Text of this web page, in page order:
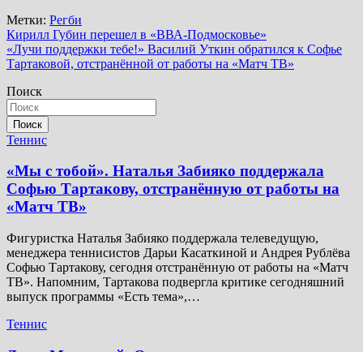
Метки: Регби
Навигация
по
Кирилл Губин перешел в «ВВА-Подмосковье»
«Лучи поддержки тебе!» Василий Уткин обратился к Софье
Тартаковой, отстранённой от работы на «Матч ТВ»
Поиск
Поиск
Теннис
«Мы с тобой». Наталья Забияко поддержала
Софью Тартакову, отстранённую от работы на
«Матч ТВ»
Фигуристка Наталья Забияко поддержала телеведущую,
менеджера теннисистов Дарьи Касаткиной и Андрея Рублёва
Софью Тартакову, сегодня отстранённую от работы на «Матч
ТВ». Напомним, Тартакова подвергла критике сегодняшний
выпуск программы «Есть тема»,…
Теннис